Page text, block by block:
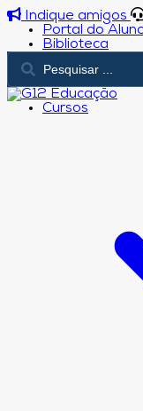
Indique amigos
Portal do
Biblioteca
Cursos